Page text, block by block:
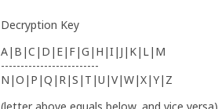
Decryption Key
A|B|C|D|E|F|G|H|I|J|K|L|M
-------------------------
N|O|P|Q|R|S|T|U|V|W|X|Y|Z